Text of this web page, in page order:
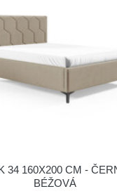
34 160X200 CM -
BÉŽOVÁ